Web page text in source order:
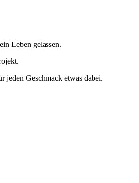
Leben gelassen.
jeden Geschmack etwas dabei.